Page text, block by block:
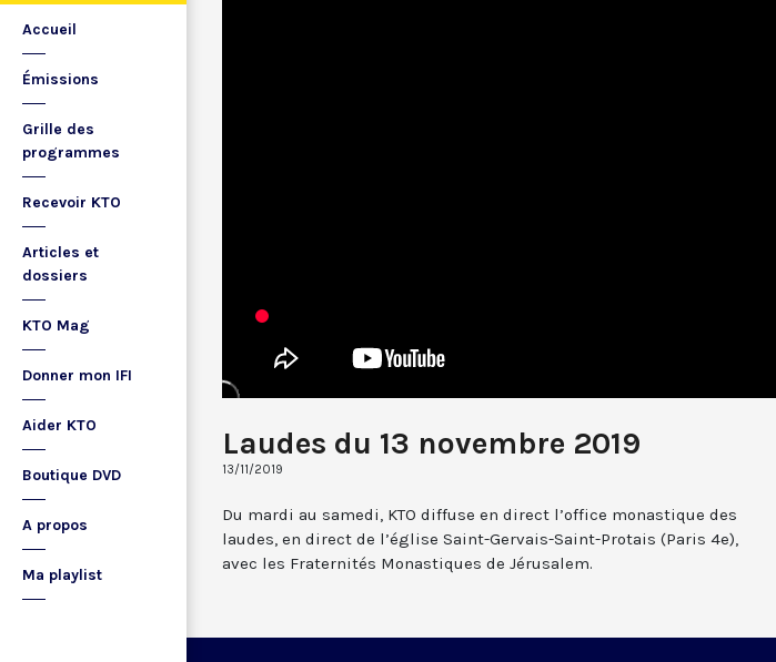
Accueil
Émissions
Grille des
programmes
Recevoir KTO
Articles et
dossiers
KTO Mag
Donner mon IFI
Aider KTO
Boutique DVD
A propos
Ma playlist
Laudes du 13 novembre 2019
13/11/2019
Du mardi au samedi, KTO diffuse en direct l’office monastique des
laudes, en direct de l’église Saint-Gervais-Saint-Protais (Paris 4e),
avec les Fraternités Monastiques de Jérusalem.